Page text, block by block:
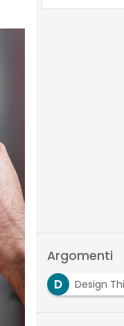
Argomenti
D Design